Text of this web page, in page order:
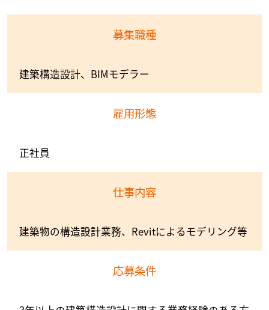
募集職種
建築構造設計、BIMモデラー
雇用形態
正社員
仕事内容
建築物の構造設計業務、Revitによるモデリング等
応募条件